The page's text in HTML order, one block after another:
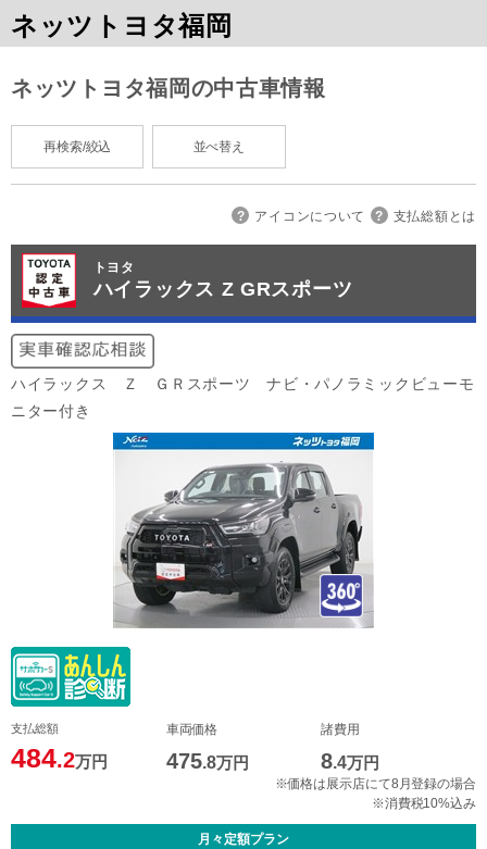
ネッツトヨタ福岡
ネッツトヨタ福岡の中古車情報
再検索/絞込 並べ替え
アイコンについて 支払総額とは
トヨタ
ハイラックス Z GRスポーツ
ハイラックス Ｚ ＧＲスポーツ ナビ・パノラミックビューモ
ニター付き
支払総額
484.2万円
車両価格
475.8万円
諸費用
8.4万円
※価格は展示店にて8月登録の場合
※消費税10%込み
月々定額プラン